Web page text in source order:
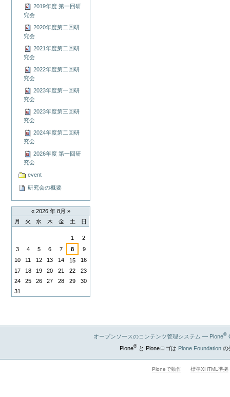
2019年度 第一回研
究会
2020年度第二回研
究会
2021年度第二回研
究会
2022年度第二回研
究会
2023年度第一回研
究会
2023年度第三回研
究会
2024年度第二回研
究会
2026年度 第一回研
究会
event
研究会の概要
« 2026 年 8月»
月 火 水 木 金 土 日
1
2
3
4 5 6 7 8
9
10
11 12 13 14 15
16
17
18 19 20 21 22
23
24
25 26 27 28 29
30
31
オープンソースのコンテンツ管理システム — Plone®
Plone® と Ploneロゴは Plone Foundation の
Ploneで動作 標準XHTML準拠